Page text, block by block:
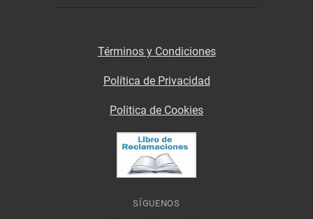
Términos y Condiciones
Política de Privacidad
Politica de Cookies
SÍGUENOS